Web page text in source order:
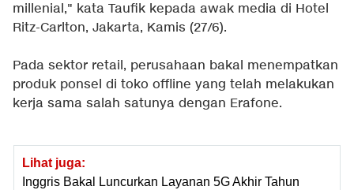
millenial," kata Taufik kepada awak media di Hotel
Ritz-Carlton, Jakarta, Kamis (27/6).
Pada sektor retail, perusahaan bakal menempatkan
produk ponsel di toko offline yang telah melakukan
kerja sama salah satunya dengan Erafone.
Lihat juga:
Inggris Bakal Luncurkan Layanan 5G Akhir Tahun